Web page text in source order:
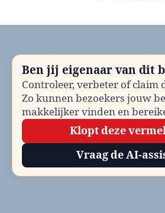
Ben jij eigenaar van dit
Controleer, verbeter of claim
Zo kunnen bezoekers jouw
makkelijker vinden en
Klopt deze
Vraag de AI-